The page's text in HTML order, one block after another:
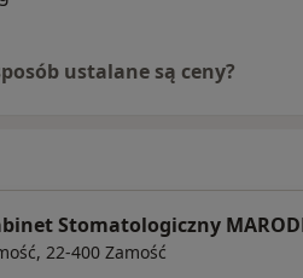
ustalane są ceny?
Stomatologiczny
22-400 Zamość